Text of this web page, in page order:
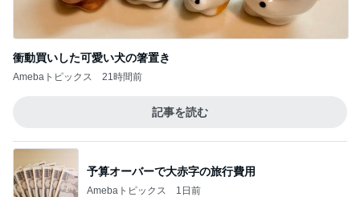
衝動買いした可愛い犬の箸置き
Amebaトピックス 21時間前
記事を読む
予算オーバーで大赤字の旅行費用
Amebaトピックス 1日前